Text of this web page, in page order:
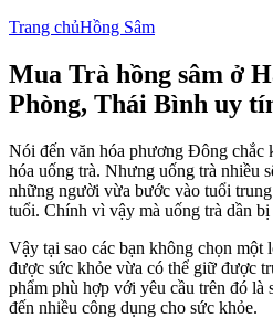
Trang chủHồng Sâm
Mua Trà hồng sâm ở
Phòng, Thái Bình uy
Nói đến văn hóa phương Đông chắc
hóa uống trà. Nhưng uống trà nhiều
những người vừa bước vào tuổi
tuổi. Chính vì vậy mà uống trà dần bị
Vậy tại sao các bạn không chọn một
được sức khỏe vừa có thể giữ được
phẩm phù hợp với yêu cầu trên đó là
đến nhiều công dụng cho sức khỏe.